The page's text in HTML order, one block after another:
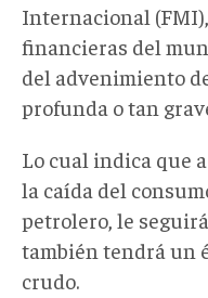
Internacional
financieras del
del advenimiento
profunda o tan
Lo cual indica que
la caída del
petrolero, le
también tendrá un
crudo.